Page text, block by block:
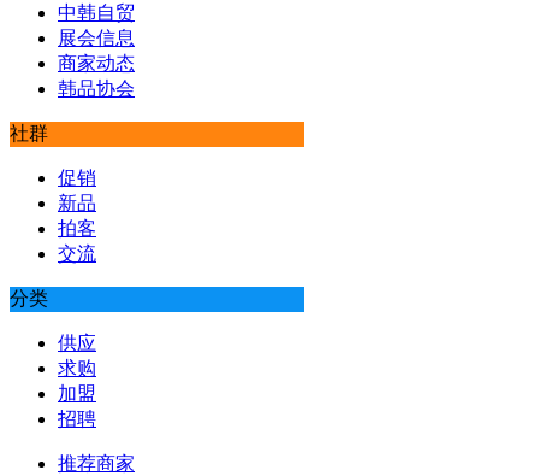
中韩自贸
展会信息
商家动态
韩品协会
社群
促销
新品
拍客
交流
分类
供应
求购
加盟
招聘
推荐商家